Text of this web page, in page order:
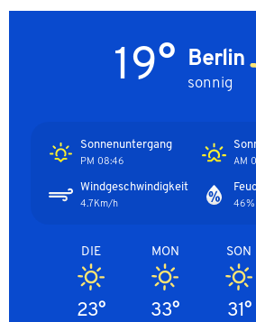
Berlin
sonnig
19°
Sonnenuntergang
08:46 PM
46%
Windgeschwindigkeit
4.7Km/h
SON
31°
MON
33°
DIE
23°